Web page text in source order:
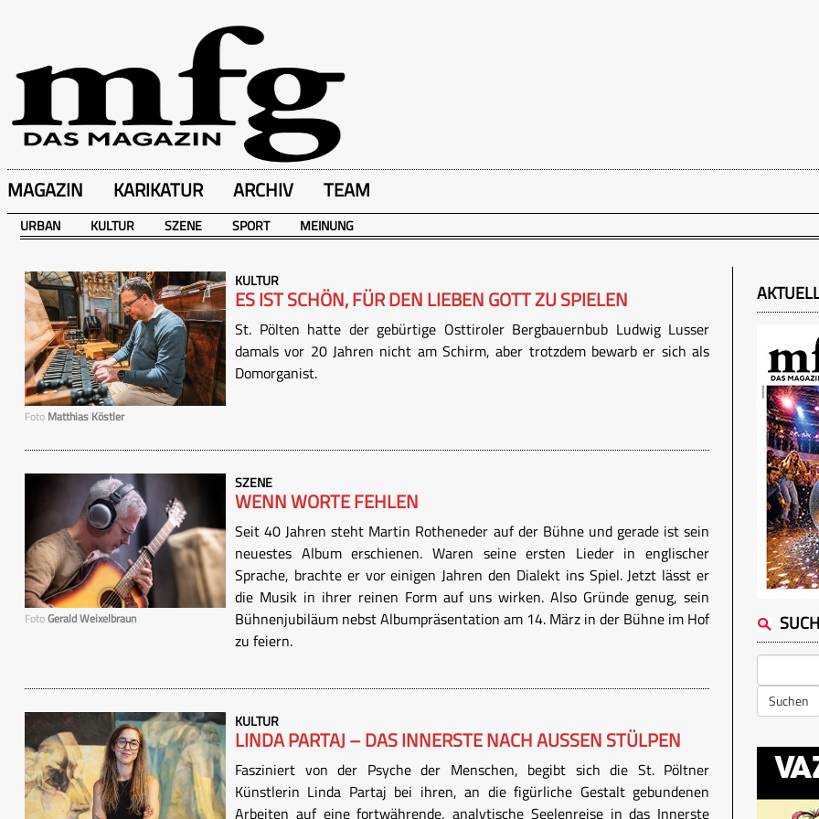
MAGAZIN KARIKATUR ARCHIV TEAM
URBAN KULTUR SZENE SPORT MEINUNG
Foto Matthias Köstler
KULTUR
ES IST SCHÖN, FÜR DEN LIEBEN GOTT ZU SPIELEN
St. Pölten hatte der gebürtige Osttiroler Bergbauernbub Ludwig Lusser
damals vor 20 Jahren nicht am Schirm, aber trotzdem bewarb er sich als
Domorganist.
FotoGerald Weixelbraun
SZENE
WENN WORTE FEHLEN
Seit 40 Jahren steht Martin Rotheneder auf der Bühne und gerade ist sein
neuestes Album erschienen. Waren seine ersten Lieder in englischer
Sprache, brachte er vor einigen Jahren den Dialekt ins Spiel. Jetzt lässt er
die Musik in ihrer reinen Form auf uns wirken. Also Gründe genug, sein
Bühnenjubiläum nebst Albumpräsentation am 14. März in der Bühne im Hof
zu feiern.
KULTUR
LINDA PARTAJ – DAS INNERSTE NACH AUSSEN STÜLPEN
Fasziniert von der Psyche der Menschen, begibt sich die St. Pöltner
Künstlerin Linda Partaj bei ihren, an die figürliche Gestalt gebundenen
Arbeiten auf eine fortwährende, analytische Seelenreise in das Innerste
Suchen